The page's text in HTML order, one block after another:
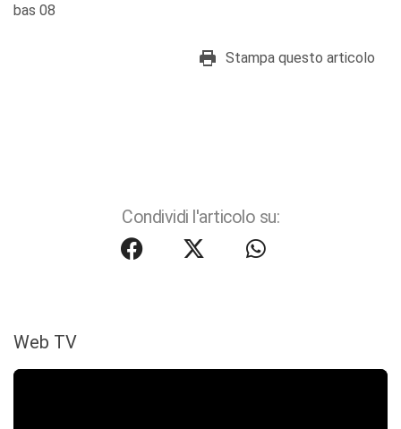
bas 08
Stampa questo articolo
Condividi l'articolo su:
Web TV